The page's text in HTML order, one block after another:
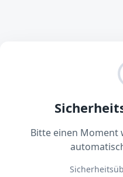
Bitte einen Moment